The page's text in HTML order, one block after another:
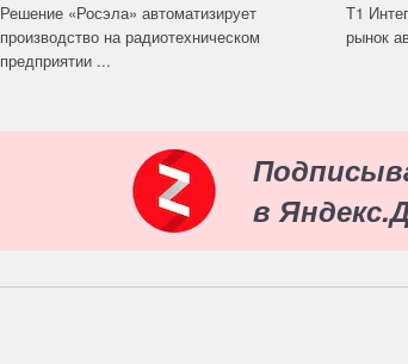
Решение «Росэла» автоматизирует
производство на радиотехническом
предприятии ...
Т1
рынок
в